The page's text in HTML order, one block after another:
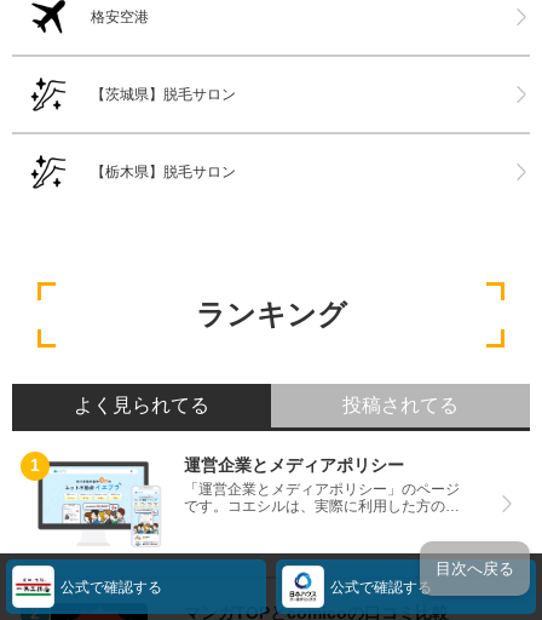
公式で確認する 公式で確認する
格安空港
【茨城県】脱毛サロン
【栃木県】脱毛サロン
ランキング
よく見られてる 投稿されてる
運営企業とメディアポリシー
「運営企業とメディアポリシー」のページ
です。コエシルは、実際に利用した方の口
をベースにランキングや評判の比較を掲載
しているサイトです。良い口コミだけでは
なく、悪い口コミもしっかり掲載している
ので、サービスや商品選びにお役立てくだ
マンガTOPとcomicoの口コミ比較
目次へ戻る